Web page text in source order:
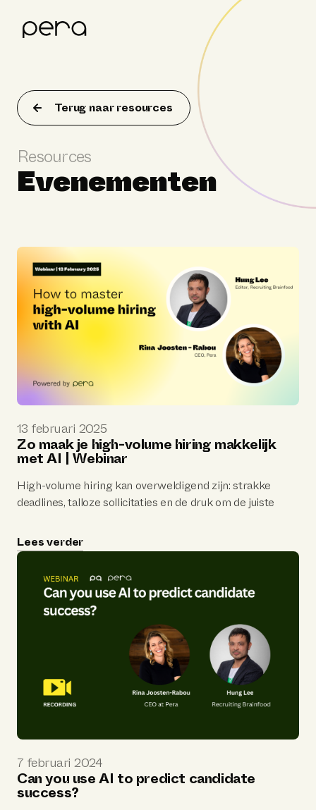
Product
Klantverhalen
Resources
Over Pera
Terug naar resources
Resources
Evenementen
13 februari 2025
Zo maak je high-volume hiring makkelijk
met AI | Webinar
High-volume hiring kan overweldigend zijn: strakke
deadlines, talloze sollicitaties en de druk om de juiste
proces transformeren tot een efficiënte en schaalbare
strategie. In dit webinar bespreken we hoe AI-gedreven
sollicitatnten te beheren, beter onderbouwde
beslissingen te nemen met data en de candidate
experience te verbeteren. Of je nu snel een team
opschaalt of seizoensgebonden pieken beheert, deze
sessie biedt praktische inzichten om voorop te blijven in
de competitieve talentmarkt van vandaag. Reserveer nu
je plek en zet de eerste stap richting slimmer en sneller
werven.
Lees verder
7 februari 2024
Can you use AI to predict candidate
success?